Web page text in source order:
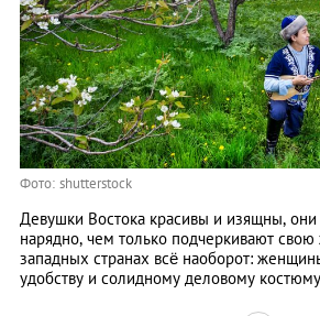
Фото: shutterstock
Девушки Востока красивы и изящны, они
нарядно, чем только подчеркивают свою
западных странах всё наоборот:
удобству и солидному деловому